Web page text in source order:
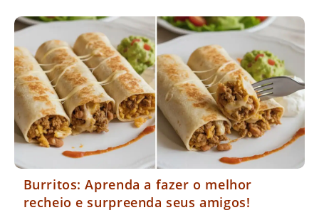
Burritos: Aprenda a fazer o melhor
recheio e surpreenda seus amigos!